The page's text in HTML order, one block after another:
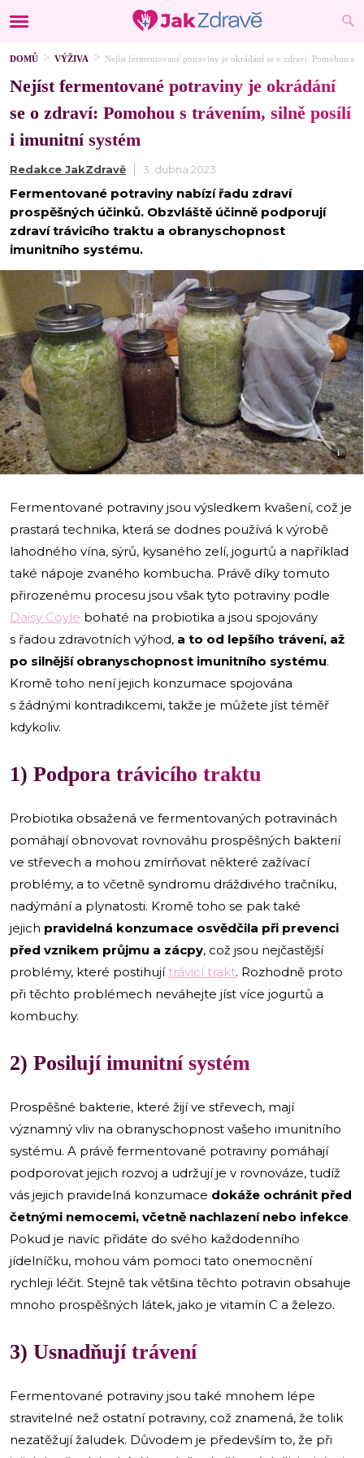
DOMŮ VÝŽIVA Nejíst fermentované potraviny je okrádání se o zdraví: Pomohou s
Nejíst fermentované potraviny je okrádání
se o zdraví: Pomohou s trávením, silně posílí
i imunitní systém
Redakce JakZdravě 3. dubna 2023
Fermentované potraviny nabízí řadu zdraví
prospěšných účinků. Obzvláště účinně podporují
zdraví trávicího traktu a obranyschopnost
imunitního systému.
i
Fermentované potraviny jsou výsledkem kvašení, což je
prastará technika, která se dodnes používá k výrobě
lahodného vína, sýrů, kysaného zelí, jogurtů a například
také nápoje zvaného kombucha. Právě díky tomuto
přirozenému procesu jsou však tyto potraviny podle
Daisy Coyle bohaté na probiotika a jsou spojovány
s řadou zdravotních výhod, a to od lepšího trávení, až
po silnější obranyschopnost imunitního systému.
Kromě toho není jejich konzumace spojována
s žádnými kontradikcemi, takže je můžete jíst téměř
kdykoliv.
1) Podpora trávicího traktu
Probiotika obsažená ve fermentovaných potravinách
pomáhají obnovovat rovnováhu prospěšných bakterií
ve střevech a mohou zmírňovat některé zažívací
problémy, a to včetně syndromu dráždivého tračníku,
nadýmání a plynatosti. Kromě toho se pak také
jejich pravidelná konzumace osvědčila při prevenci
před vznikem průjmu a zácpy, což jsou nejčastější
problémy, které postihujítrávicí trakt. Rozhodně proto
při těchto problémech neváhejte jíst více jogurtů a
kombuchy.
2) Posilují imunitní systém
Prospěšné bakterie, které žijí ve střevech, mají
významný vliv na obranyschopnost vašeho imunitního
systému. A právě fermentované potraviny pomáhají
podporovat jejich rozvoj a udržují je v rovnováze, tudíž
vás jejich pravidelná konzumace dokáže ochránit před
četnými nemocemi, včetně nachlazení nebo infekce.
Pokud je navíc přidáte do svého každodenního
jídelníčku, mohou vám pomoci tato onemocnění
rychleji léčit. Stejně tak většina těchto potravin obsahuje
mnoho prospěšných látek, jako je vitamín C a železo.
3) Usnadňují trávení
Fermentované potraviny jsou také mnohem lépe
stravitelné než ostatní potraviny, což znamená, že tolik
nezatěžují žaludek. Důvodem je především to, že při